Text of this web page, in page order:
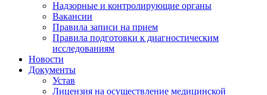
Надзорные и контролирующие органы
Вакансии
Правила записи на прием
Правила подготовки к диагностическим
исследованиям
Новости
Документы
Устав
Лицензия на осуществление медицинской